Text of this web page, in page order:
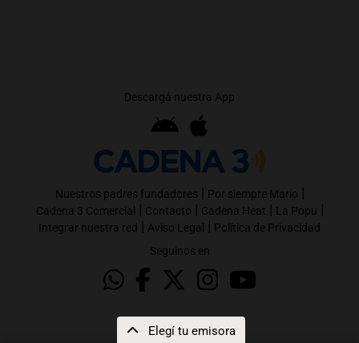
Elegí tu emisora
Descargá nuestra App
Nuestros padres fundadores | Por siempre Mario |
Cadena 3 Comercial | Contacto | Cadena Heat | La Popu |
Integrar nuestra red | Aviso Legal | Política de Privacidad
Seguinos en